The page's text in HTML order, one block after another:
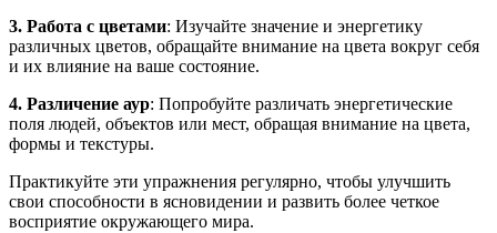
3. Работа с цветами: Изучайте значение и энергетику
различных цветов, обращайте внимание на цвета вокруг себя
и их влияние на ваше состояние.
4. Различение аур: Попробуйте различать энергетические
поля людей, объектов или мест, обращая внимание на цвета,
формы и текстуры.
Практикуйте эти упражнения регулярно, чтобы улучшить
свои способности в ясновидении и развить более четкое
восприятие окружающего мира.